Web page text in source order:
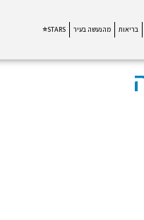
בריאות מהנעשה בעיר STARS⭐